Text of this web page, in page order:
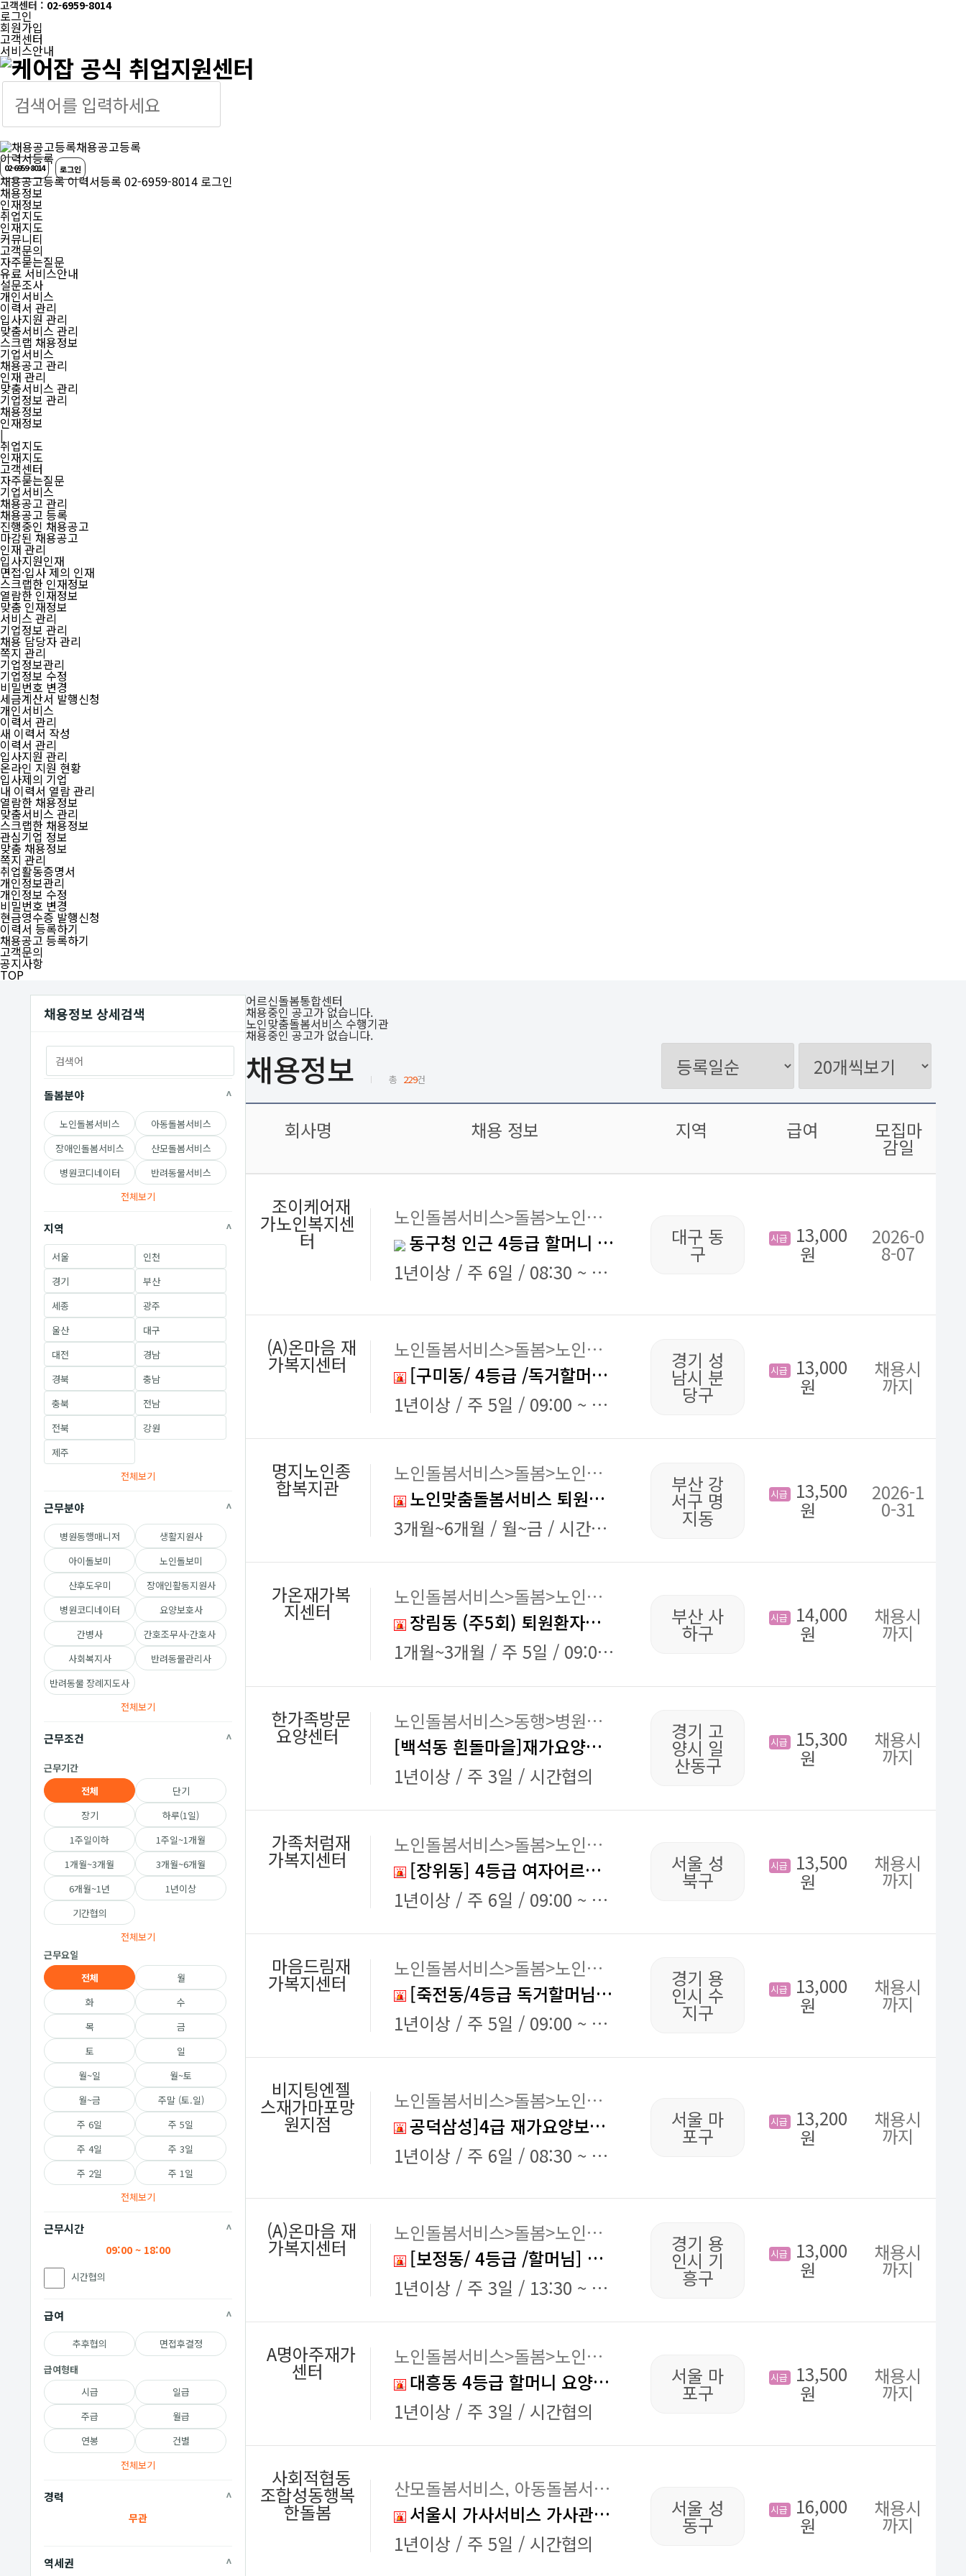
고객센터 : 02-6959-8014
로그인
회원가입
고객센터
서비스안내
채용공고등록
이력서등록
02-6959-8014 로그인
채용공고등록이력서등록 02-6959-8014 로그인
채용정보
인재정보
취업지도
인재지도
커뮤니티
고객문의
자주묻는질문
유료 서비스안내
설문조사
개인서비스
이력서 관리
입사지원 관리
맞춤서비스 관리
스크랩 채용정보
기업서비스
채용공고 관리
인재 관리
맞춤서비스 관리
기업정보 관리
채용정보
인재정보
|
취업지도
인재지도
고객센터
자주묻는질문
기업서비스
채용공고 관리
채용공고 등록
진행중인 채용공고
마감된 채용공고
인재 관리
입사지원인재
면접·입사 제의 인재
스크랩한 인재정보
열람한 인재정보
맞춤 인재정보
서비스 관리
기업정보 관리
채용 담당자 관리
쪽지 관리
기업정보관리
기업정보 수정
비밀번호 변경
세금계산서 발행신청
개인서비스
이력서 관리
새 이력서 작성
이력서 관리
입사지원 관리
온라인 지원 현황
입사제의 기업
내 이력서 열람 관리
열람한 채용정보
맞춤서비스 관리
스크랩한 채용정보
관심기업 정보
맞춤 채용정보
쪽지 관리
취업활동증명서
개인정보관리
개인정보 수정
비밀번호 변경
현금영수증 발행신청
이력서 등록하기
채용공고 등록하기
고객문의
공지사항
TOP
채용정보 상세검색
돌봄분야
노인돌봄서비스
아동돌봄서비스
장애인돌봄서비스
산모돌봄서비스
병원코디네이터
반려동물서비스
전체보기
지역
서울
인천
경기
부산
세종
광주
울산
대구
대전
경남
경북
충남
충북
전남
전북
강원
제주
전체보기
근무분야
병원동행매니저
생활지원사
아이돌보미
노인돌보미
산후도우미
장애인활동지원사
병원코디네이터
요양보호사
간병사
간호조무사·간호사
사회복지사
반려동물관리사
반려동물 장례지도사
전체보기
근무조건
근무기간
전체
단기
장기
하루(1일)
1주일이하
1주일~1개월
1개월~3개월
3개월~6개월
6개월~1년
1년이상
기간협의
전체보기
근무요일
전체
월
화
수
목
금
토
일
월~일
월~토
월~금
주말 (토.일)
주 6일
주 5일
주 4일
주 3일
주 2일
주 1일
전체보기
근무시간
09:00 ~ 18:00
시간협의
급여
추후협의
면접후결정
급여형태
시급
일급
주급
월급
연봉
건별
전체보기
경력
무관
역세권
어르신돌봄통합센터
채용중인 공고가 없습니다.
노인맞춤돌봄서비스 수행기관
채용중인 공고가 없습니다.
채용정보 총 229건
회사명 채용 정보 지역 급여 모집마
감일
조이케어재
가노인복지센
터
노인돌봄서비스>돌봄>노인돌보미
동구청 인근 4등급 할머니 요양보호사 모집합니다.
1년이상 / 주 6일 / 08:30 ~ 11:30
대구 동
구
시급 13,000
원
2026-0
8-07
(A)온마음 재
가복지센터
노인돌봄서비스>돌봄>노인돌보미
[구미동/ 4등급 /독거할머님] 재가 요양보호사 채용
1년이상 / 주 5일 / 09:00 ~ 12:00
경기 성
남시 분
당구
시급 13,000
원
채용시
까지
명지노인종
합복지관
노인돌봄서비스>돌봄>노인돌보미
노인맞춤돌봄서비스 퇴원환자 단기집중 서비스 돌봄제공인력 채용 공고
3개월~6개월 / 월~금 / 시간협의
부산 강
서구 명
지동
시급 13,500
원
2026-1
0-31
가온재가복
지센터
노인돌봄서비스>돌봄>노인돌보미
장림동 (주5회) 퇴원환자돌봄 요양보호사 채용
1개월~3개월 / 주 5일 / 09:00 ~ 13:00
부산 사
하구
시급 14,000
원
채용시
까지
한가족방문
요양센터
노인돌봄서비스>동행>병원동행, 노인돌봄서비스>돌봄>노인돌보미
[백석동 흰돌마을]재가요양보호사 모집(투석동행/자차필수)
1년이상 / 주 3일 / 시간협의
경기 고
양시 일
산동구
시급 15,300
원
채용시
까지
가족처럼재
가복지센터
노인돌봄서비스>돌봄>노인돌보미
[장위동] 4등급 여자어르신 요양보호사 모집
1년이상 / 주 6일 / 09:00 ~ 12:00
서울 성
북구
시급 13,500
원
채용시
까지
마음드림재
가복지센터
노인돌봄서비스>돌봄>노인돌보미
[죽전동/4등급 독거할머님] 요양보호사 채용
1년이상 / 주 5일 / 09:00 ~ 12:00
경기 용
인시 수
지구
시급 13,000
원
채용시
까지
비지팅엔젤
스재가마포망
원지점
노인돌봄서비스>돌봄>노인돌보미
공덕삼성]4급 재가요양보호사 채용
1년이상 / 주 6일 / 08:30 ~ 11:30
서울 마
포구
시급 13,200
원
채용시
까지
(A)온마음 재
가복지센터
노인돌봄서비스>돌봄>노인돌보미
[보정동/ 4등급 /할머님] 재가 요양보호사 채용
1년이상 / 주 3일 / 13:30 ~ 16:30
경기 용
인시 기
흥구
시급 13,000
원
채용시
까지
A명아주재가
센터
노인돌봄서비스>돌봄>노인돌보미, 노인돌봄서비스>동행>병원동행
대흥동 4등급 할머니 요양보호사 구인
1년이상 / 주 3일 / 시간협의
서울 마
포구
시급 13,500
원
채용시
까지
사회적협동
조합성동행복
한돌봄
산모돌봄서비스, 아동돌봄서비스
서울시 가사서비스 가사관리사모집
1년이상 / 주 5일 / 시간협의
서울 성
동구
시급 16,000
원
채용시
까지